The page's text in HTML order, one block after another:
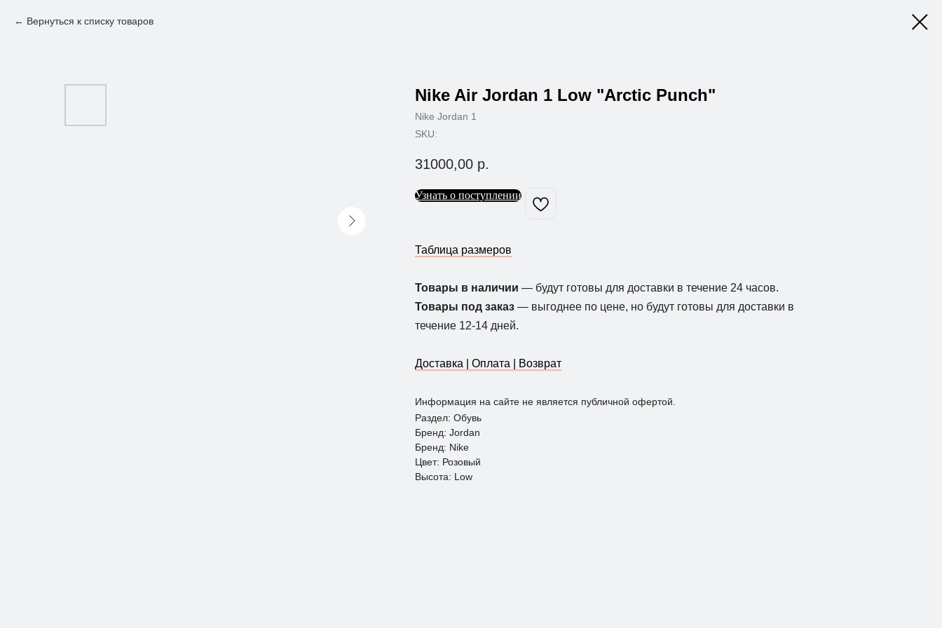
Вернуться к списку товаров
Nike Air Jordan 1 Low "Arctic Punch"
Nike Jordan 1
SKU:
31000,00 р.
Узнать о поступлении
Таблица размеров
Товары в наличии — будут готовы для доставки в течение 24 часов.
Товары под заказ — выгоднее по цене, но будут готовы для доставки в
течение 12-14 дней.
Доставка | Оплата | Возврат
Информация на сайте не является публичной офертой.
Раздел: Обувь
Бренд: Jordan
Бренд: Nike
Цвет: Розовый
Высота: Low